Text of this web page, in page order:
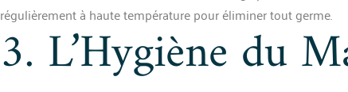
régulièrement à haute température pour éliminer tout germe.
3. L’Hygiène du